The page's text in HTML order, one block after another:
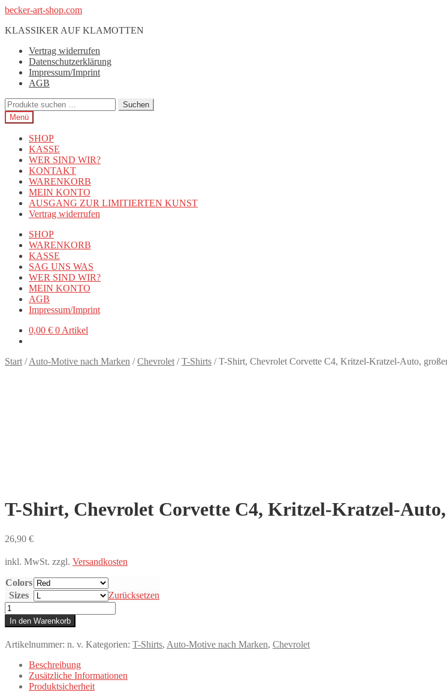
Zur
springen
Zum
springen
becker-art-shop.com
KLASSIKER AUF KLAMOTTEN
Vertrag widerrufen
Datenschutzerklärung
Impressum/Imprint
AGB
Suchen
nach:
Suchen
Menü
SHOP
KASSE
WER SIND WIR?
KONTAKT
WARENKORB
MEIN KONTO
AUSGANG ZUR LIMITIERTEN KUNST
Vertrag widerrufen
SHOP
WARENKORB
KASSE
SAG UNS WAS
WER SIND WIR?
MEIN KONTO
AGB
Impressum/Imprint
0,00 € 0 Artikel
Start /Auto-Motive nach Marken /Chevrolet /T-Shirts /T-Shirt, Chevrolet Corvette C4, Kritzel-Kratzel-Auto,
T-Shirt, Chevrolet Corvette C4, Kritzel-Kratzel-
26,90 €
inkl. MwSt. zzgl. Versandkosten
Colors
Sizes
Zurücksetzen
T-
Shirt,
Chevrolet
Corvette
C4,
Kritzel-
Kratzel-
In den Warenkorb
Artikelnummer: n. v. Kategorien: T-Shirts, Auto-Motive nach Marken, Chevrolet
Beschreibung
Zusätzliche Informationen
Produktsicherheit